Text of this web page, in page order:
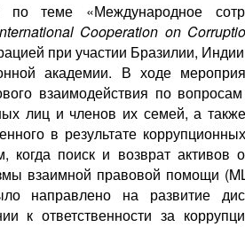
теме «Международное
Cooperation on
при участии Бразилии,
академии. В ходе
взаимодействия по
лиц и членов их семей, а
в результате
когда поиск и возврат активов
взаимной правовой помощи
направлено на развитие
к ответственности за